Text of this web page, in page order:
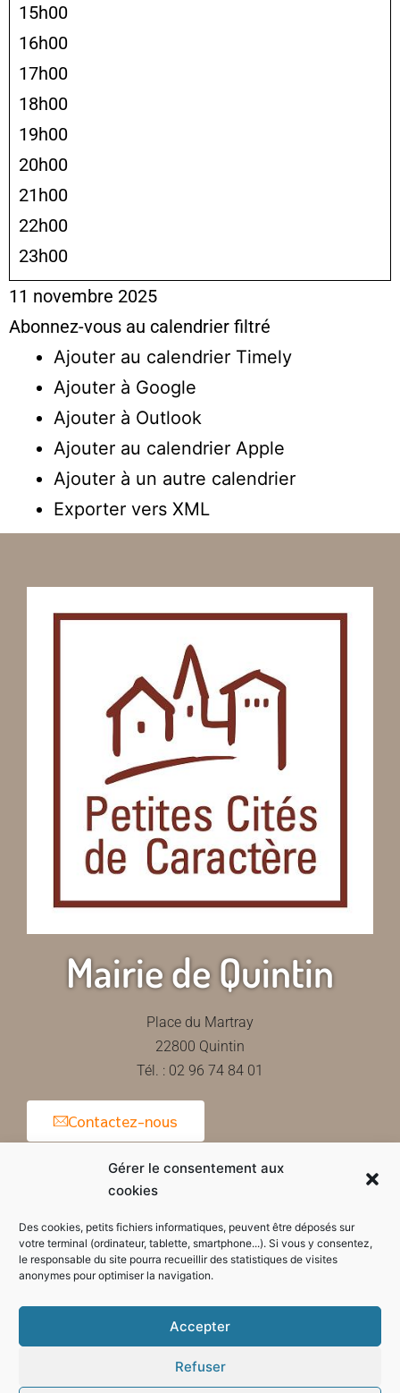
Gérer le consentement aux
cookies
Des cookies, petits fichiers informatiques, peuvent être déposés sur
votre terminal (ordinateur, tablette, smartphone...). Si vous y consentez,
le responsable du site pourra recueillir des statistiques de visites
anonymes pour optimiser la navigation.
Accepter
Refuser
15h00
16h00
17h00
18h00
19h00
20h00
21h00
22h00
23h00
11 novembre 2025
Abonnez-vous au calendrier filtré
Ajouter au calendrier Timely
Ajouter à Google
Ajouter à Outlook
Ajouter au calendrier Apple
Ajouter à un autre calendrier
Exporter vers XML
Mairie de Quintin
Place du Martray
22800 Quintin
Tél. : 02 96 74 84 01
Contactez-nous
Horaires d'ouverture de la mairie